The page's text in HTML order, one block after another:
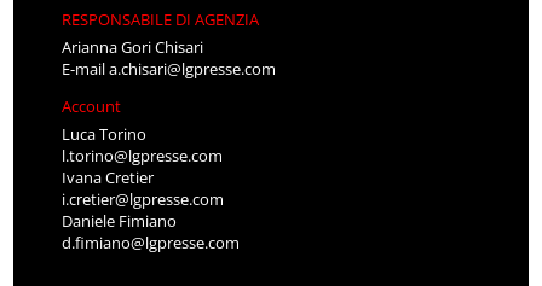
RESPONSABILE DI AGENZIA
Arianna Gori Chisari
E-maila.chisari@lgpresse.com
Account
Luca Torino
l.torino@lgpresse.com
Ivana Cretier
i.cretier@lgpresse.com
Daniele Fimiano
d.fimiano@lgpresse.com